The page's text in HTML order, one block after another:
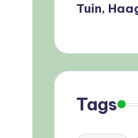
Tuin,
Tags